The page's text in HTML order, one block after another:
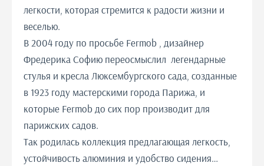
легкости, которая стремится к радости жизни и
веселью.
В 2004 году по просьбе Fermob , дизайнер
Фредерика Софию переосмыслил легендарные
стулья и кресла Люксембургского сада, созданные
в 1923 году мастерскими города Парижа, и
которые Fermob до сих пор производит для
парижских садов.
Так родилась коллекция предлагающая легкость,
устойчивость алюминия и удобство сидения…